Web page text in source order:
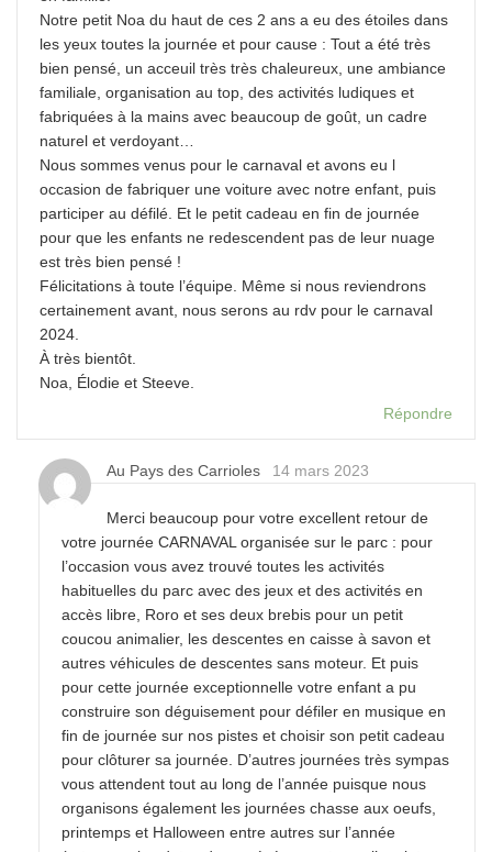
Notre petit Noa du haut de ces 2 ans a eu des étoiles dans
les yeux toutes la journée et pour cause : Tout a été très
bien pensé, un acceuil très très chaleureux, une ambiance
familiale, organisation au top, des activités ludiques et
fabriquées à la mains avec beaucoup de goût, un cadre
naturel et verdoyant…
Nous sommes venus pour le carnaval et avons eu l
occasion de fabriquer une voiture avec notre enfant, puis
participer au défilé. Et le petit cadeau en fin de journée
pour que les enfants ne redescendent pas de leur nuage
est très bien pensé !
Félicitations à toute l’équipe. Même si nous reviendrons
certainement avant, nous serons au rdv pour le carnaval
2024.
À très bientôt.
Noa, Élodie et Steeve.
Répondre
Au Pays des Carrioles 14 mars 2023
Merci beaucoup pour votre excellent retour de
votre journée CARNAVAL organisée sur le parc : pour
l’occasion vous avez trouvé toutes les activités
habituelles du parc avec des jeux et des activités en
accès libre, Roro et ses deux brebis pour un petit
coucou animalier, les descentes en caisse à savon et
autres véhicules de descentes sans moteur. Et puis
pour cette journée exceptionnelle votre enfant a pu
construire son déguisement pour défiler en musique en
fin de journée sur nos pistes et choisir son petit cadeau
pour clôturer sa journée. D’autres journées très sympas
vous attendent tout au long de l’année puisque nous
organisons également les journées chasse aux oeufs,
printemps et Halloween entre autres sur l’année